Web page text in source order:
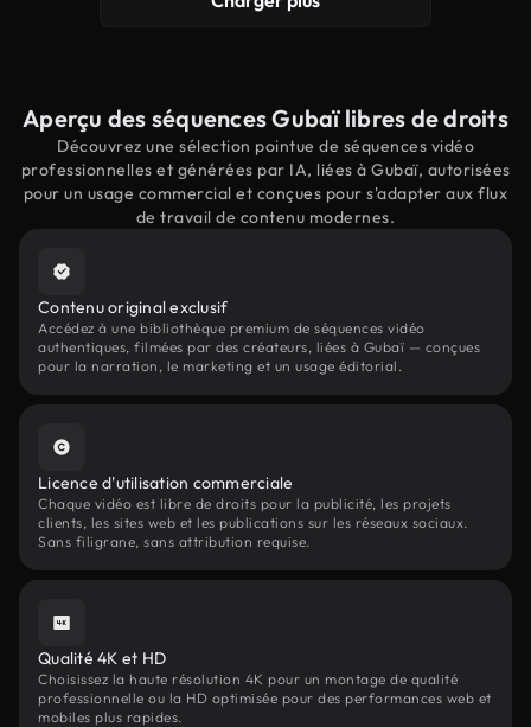
Aperçu des séquences Gubaï libres de droits
Découvrez une sélection pointue de séquences vidéo
professionnelles et générées par IA, liées à Gubaï, autorisées
pour un usage commercial et conçues pour s'adapter aux flux
de travail de contenu modernes.
Contenu original exclusif
Accédez à une bibliothèque premium de séquences vidéo
authentiques, filmées par des créateurs, liées à Gubaï — conçues
pour la narration, le marketing et un usage éditorial.
Licence d'utilisation commerciale
Chaque vidéo est libre de droits pour la publicité, les projets
clients, les sites web et les publications sur les réseaux sociaux.
Sans filigrane, sans attribution requise.
Qualité 4K et HD
Choisissez la haute résolution 4K pour un montage de qualité
professionnelle ou la HD optimisée pour des performances web et
mobiles plus rapides.